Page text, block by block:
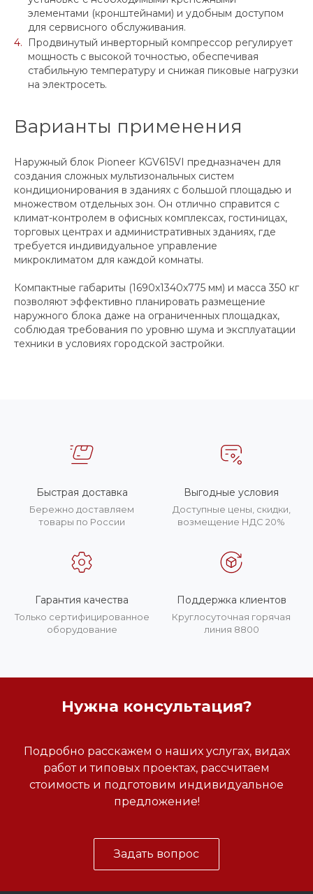
элементами (кронштейнами) и удобным доступом
для сервисного обслуживания.
Продвинутый инверторный компрессор регулирует
мощность с высокой точностью, обеспечивая
стабильную температуру и снижая пиковые нагрузки
на электросеть.
Варианты применения
Наружный блок Pioneer KGV615VI предназначен для
создания сложных мультизональных систем
кондиционирования в зданиях с большой площадью и
множеством отдельных зон. Он отлично справится с
климат-контролем в офисных комплексах, гостиницах,
торговых центрах и административных зданиях, где
требуется индивидуальное управление
микроклиматом для каждой комнаты.
Компактные габариты (1690x1340x775 мм) и масса 350 кг
позволяют эффективно планировать размещение
наружного блока даже на ограниченных площадках,
соблюдая требования по уровню шума и эксплуатации
техники в условиях городской застройки.
Быстрая доставка
Бережно доставляем
товары по России
Выгодные условия
Доступные цены, скидки,
возмещение НДС 20%
Гарантия качества
Только сертифицированное
оборудование
Поддержка клиентов
Круглосуточная горячая
линия 8800
Нужна консультация?
Подробно расскажем о наших услугах, видах
работ и типовых проектах, рассчитаем
стоимость и подготовим индивидуальное
предложение!
Задать вопрос